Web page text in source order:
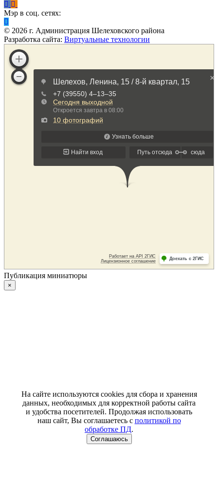
Мэр в соц. сетях:
© 2026 г. Администрация Шелеховского района
Разработка сайта: Виртуальные технологии
Публикация миниатюры
×
На сайте используются cookies для сбора и хранения
данных, необходимых для корректной работы сайта
и удобства посетителей. Продолжая использовать
наш сайт, Вы соглашаетесь с политикой по
обработке ПД.
Соглашаюсь